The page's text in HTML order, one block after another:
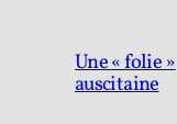
Une « folie »
auscitaine